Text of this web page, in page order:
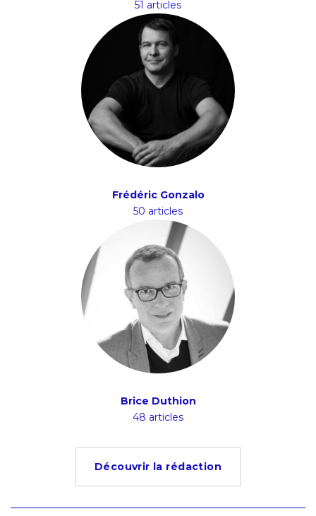
51 articles
Frédéric Gonzalo
50 articles
Brice Duthion
48 articles
Découvrir la rédaction